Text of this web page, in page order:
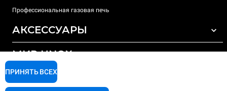
Профессиональная газовая печь
АКСЕССУАРЫ
Моющие средства для автоматической мойки
Моющие средства для мойки вручную
МИР UNOX
Наши офисы по всему миру
ПОДДЕРЖКА
ПРИНЯТЬ ВСЕХ